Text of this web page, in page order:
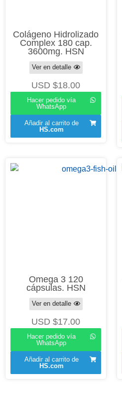
Colágeno Hidrolizado
Complex 180 cap.
3600mg. HSN
Ver en detalle
USD $18.00
Hacer pedido vía
WhatsApp
Añadir al carrito de
HS.com
Omega 3 120
cápsulas. HSN
Ver en detalle
USD $17.00
Hacer pedido vía
WhatsApp
Añadir al carrito de
HS.com